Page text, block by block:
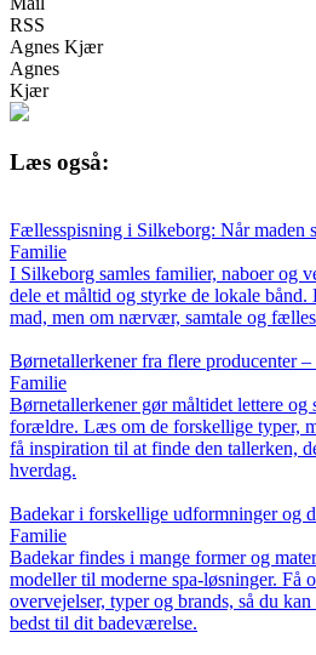
RSS
Agnes Kjær
Agnes
Kjær
Læs også:
Fællesspisning i Silkeborg: Når maden
Familie
I Silkeborg samles familier, naboer og
dele et måltid og styrke de lokale
mad, men om nærvær, samtale og
Børnetallerkener fra flere producenter –
Familie
Børnetallerkener gør måltidet lettere og
forældre. Læs om de forskellige typer,
få inspiration til at finde den tallerken,
hverdag.
Badekar i forskellige udformninger og
Familie
Badekar findes i mange former og
modeller til moderne spa-løsninger. Få
overvejelser, typer og brands, så du
bedst til dit badeværelse.